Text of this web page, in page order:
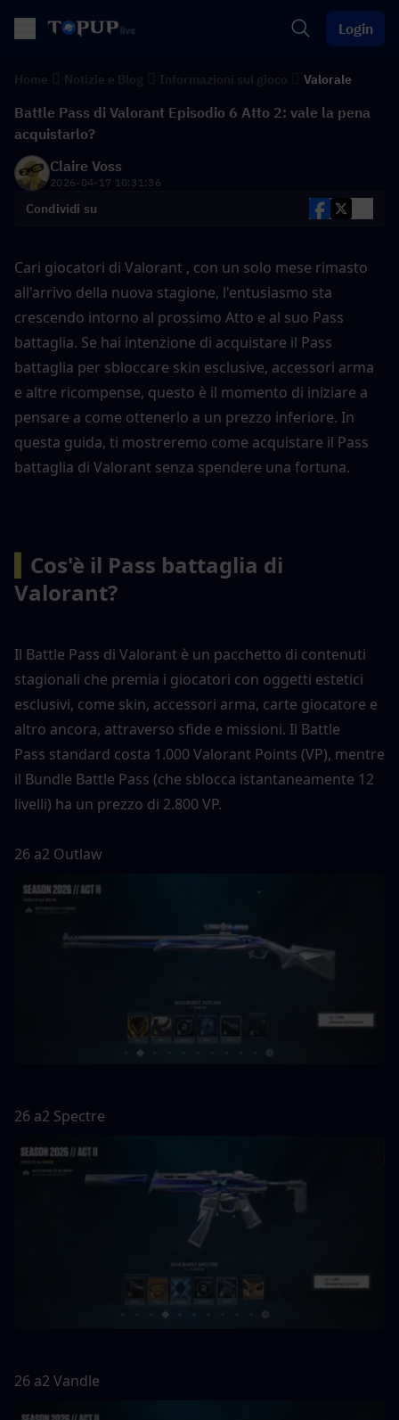
Login
Valorale
Battle Pass di Valorant Episodio 6 Atto 2: vale la pena
acquistarlo?
Claire Voss
2026-04-17 10:31:36
Condividi su
Cari giocatori di Valorant , con un solo mese rimasto
all'arrivo della nuova stagione, l'entusiasmo sta
crescendo intorno al prossimo Atto e al suo Pass
battaglia. Se hai intenzione di acquistare il Pass
battaglia per sbloccare skin esclusive, accessori arma
e altre ricompense, questo è il momento di iniziare a
pensare a come ottenerlo a un prezzo inferiore. In
questa guida, ti mostreremo come acquistare il Pass
battaglia di Valorant senza spendere una fortuna.
Cos'è il Pass battaglia di
Valorant?
Il Battle Pass di Valorant è un pacchetto di contenuti
stagionali che premia i giocatori con oggetti estetici
esclusivi, come skin, accessori arma, carte giocatore e
altro ancora, attraverso sfide e missioni. Il Battle
Pass standard costa 1.000 Valorant Points (VP), mentre
il Bundle Battle Pass (che sblocca istantaneamente 12
livelli) ha un prezzo di 2.800 VP.
26 a2 Outlaw
26 a2 Spectre
26 a2 Vandle